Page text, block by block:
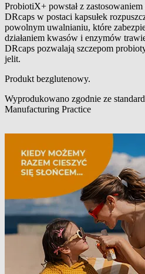
ProbiotiX+ powstał z
DRcaps w postaci kapsułek
powolnym uwalnianiu, które
działaniem kwasów i enzymów
DRcaps pozwalają szczepom
jelit.
Produkt bezglutenowy.
Wyprodukowano zgodnie ze
Manufacturing Practice